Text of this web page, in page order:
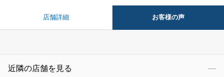
店舗詳細 お客様の声
近隣の店舗を見る